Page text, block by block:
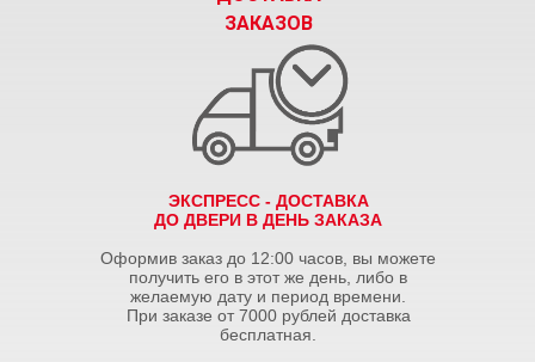
ЭКСПРЕСС - ДОСТАВКА
ДО ДВЕРИ В ДЕНЬ ЗАКАЗА
Оформив заказ до 12:00 часов, вы можете
получить его в этот же день, либо в
желаемую дату и период времени.
При заказе от 7000 рублей доставка
бесплатная.
ЗАКАЗОВ